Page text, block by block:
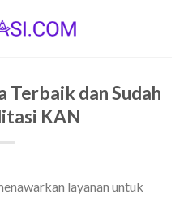
Terbaik dan Sudah
KAN
layanan untuk